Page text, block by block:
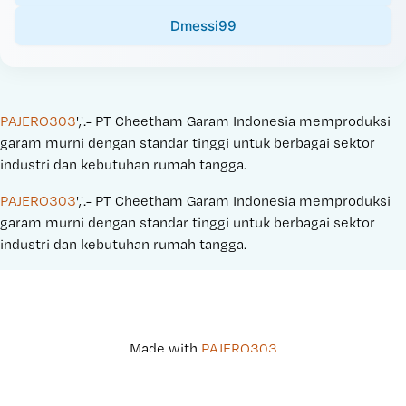
Dmessi99
PAJERO303','.- PT Cheetham Garam Indonesia memproduksi
garam murni dengan standar tinggi untuk berbagai sektor
industri dan kebutuhan rumah tangga.
PAJERO303','.- PT Cheetham Garam Indonesia memproduksi
garam murni dengan standar tinggi untuk berbagai sektor
industri dan kebutuhan rumah tangga.
Made with PAJERO303